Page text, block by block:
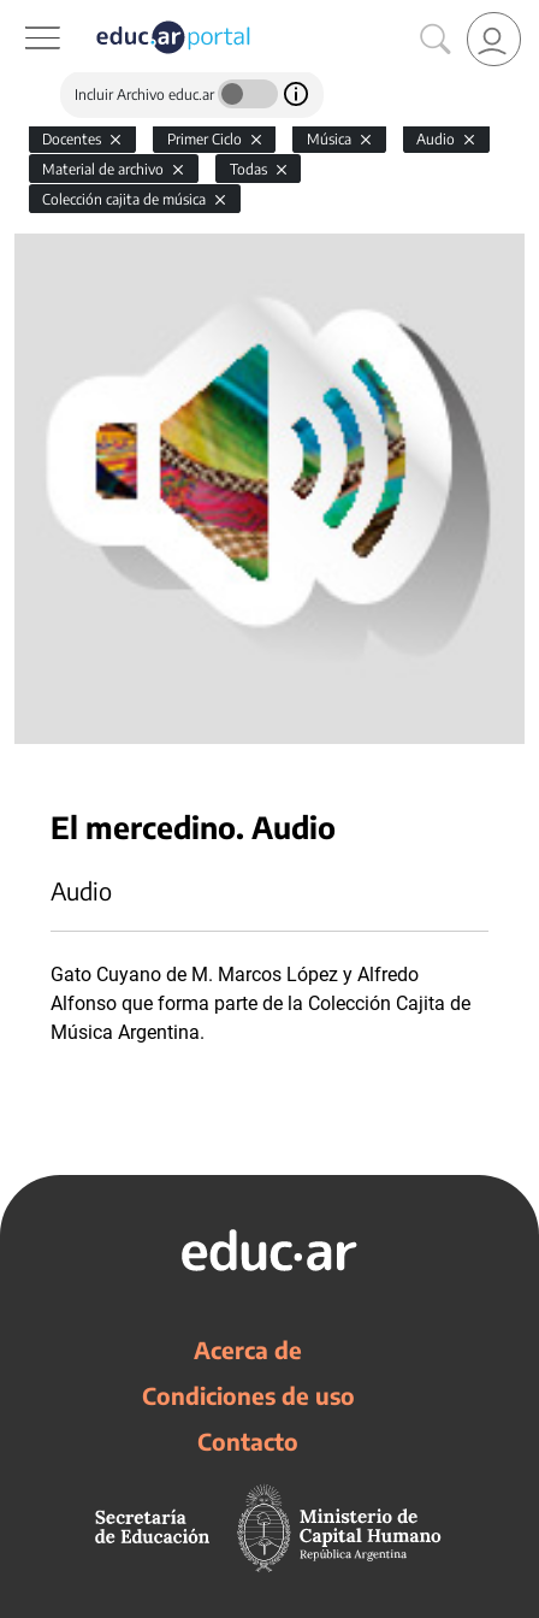
Incluir Archivo educ.ar
Docentes Primer Ciclo Música
Audio
Material de archivo
Todas
Colección cajita de música
El mercedino. Audio
Audio
Gato Cuyano de M. Marcos López y Alfredo
Alfonso que forma parte de la Colección Cajita de
Música Argentina.
Acerca de
Condiciones de uso
Contacto